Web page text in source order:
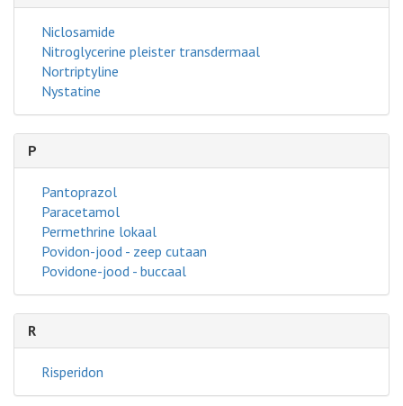
Niclosamide
Nitroglycerine pleister transdermaal
Nortriptyline
Nystatine
P
Pantoprazol
Paracetamol
Permethrine lokaal
Povidon-jood - zeep cutaan
Povidone-jood - buccaal
R
Risperidon